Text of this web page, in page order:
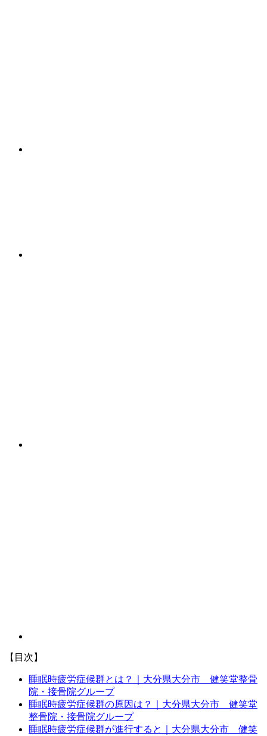
【目次】
睡眠時疲労症候群とは？｜大分県大分市 健笑堂整骨
院・接骨院グループ
睡眠時疲労症候群の原因は？｜大分県大分市 健笑堂
整骨院・接骨院グループ
睡眠時疲労症候群が進行すると｜大分県大分市 健笑